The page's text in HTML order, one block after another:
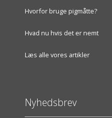
Hvorfor bruge pigmåtte?
Hvad nu hvis det er nemt
Læs alle vores artikler
Nyhedsbrev